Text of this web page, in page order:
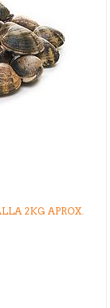
CLOÏSSA JAPÓNICA (70-90 P/KG) FRANCESA MALLA 2KG APROX.